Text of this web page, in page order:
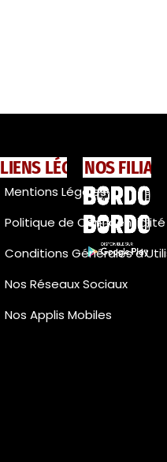
LIENS LÉGAUX
Mentions Légales
Politique de Confidentialité
Conditions Générales
Nos Réseaux Sociaux
Nos Applis Mobiles
NOS